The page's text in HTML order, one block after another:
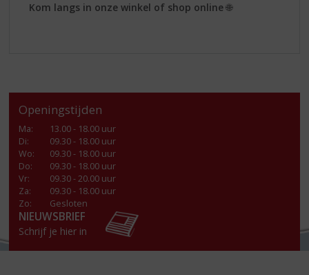
Kom langs in onze winkel of shop online 🌐
Openingstijden
Ma:
13.00 - 18.00 uur
Di:
09.30 - 18.00 uur
Wo:
09.30 - 18.00 uur
Do:
09.30 - 18.00 uur
Vr:
09.30 - 20.00 uur
Za:
09.30 - 18.00 uur
Zo:
Gesloten
NIEUWSBRIEF
Schrijf je hier in